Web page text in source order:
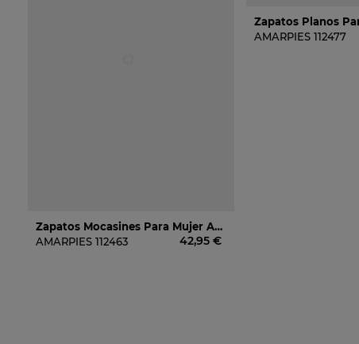
Zapatos Mocasines Para Mujer AMARPIES ABZ28580 Color Taupe
AMARPIES 112463 42,95 €
AMARPIES 112477